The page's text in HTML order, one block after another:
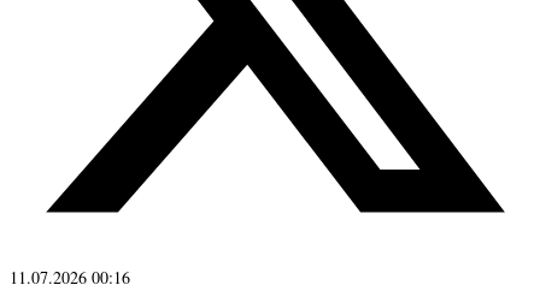
11.07.2026 00:16